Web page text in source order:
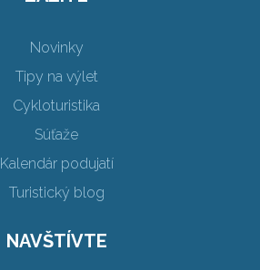
Novinky
Tipy na výlet
Cykloturistika
Súťaže
Kalendár podujatí
Turistický blog
NAVŠTÍVTE